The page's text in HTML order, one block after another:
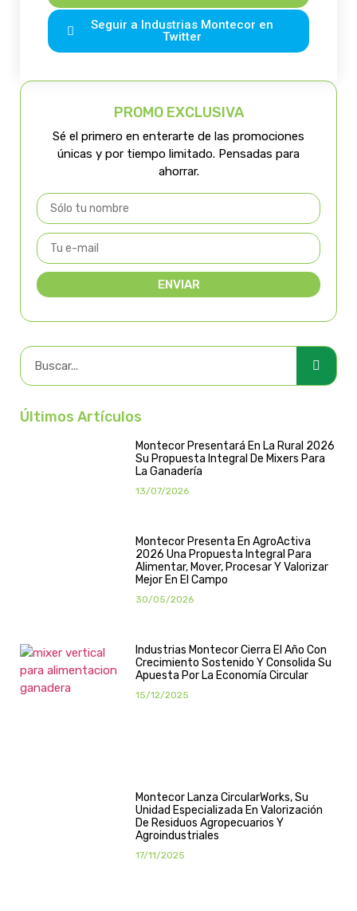
Seguir a Industrias Montecor en
Twitter
PROMO EXCLUSIVA
Sé el primero en enterarte de las promociones
únicas y por tiempo limitado. Pensadas para
ahorrar.
ENVIAR
Últimos Artículos
Montecor Presentará En La Rural 2026
Su Propuesta Integral De Mixers Para
La Ganadería
13/07/2026
Montecor Presenta En AgroActiva
2026 Una Propuesta Integral Para
Alimentar, Mover, Procesar Y Valorizar
Mejor En El Campo
30/05/2026
Industrias Montecor Cierra El Año Con
Crecimiento Sostenido Y Consolida Su
Apuesta Por La Economía Circular
15/12/2025
Montecor Lanza CircularWorks, Su
Unidad Especializada En Valorización
De Residuos Agropecuarios Y
Agroindustriales
17/11/2025